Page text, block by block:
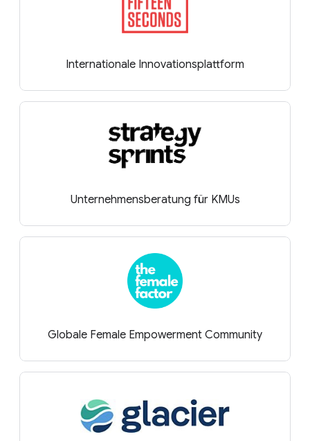
Internationale Innovationsplattform
Unternehmensberatung für KMUs
Globale Female Empowerment Community